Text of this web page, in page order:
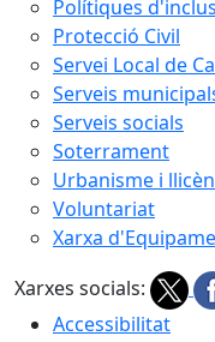
Polítiques
Protecció Civil
Servei Local de
Serveis
Serveis socials
Soterrament
Urbanisme i
Voluntariat
Xarxa
Xarxes socials:
Accessibilitat